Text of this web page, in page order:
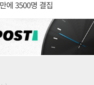
에 3500명 결집